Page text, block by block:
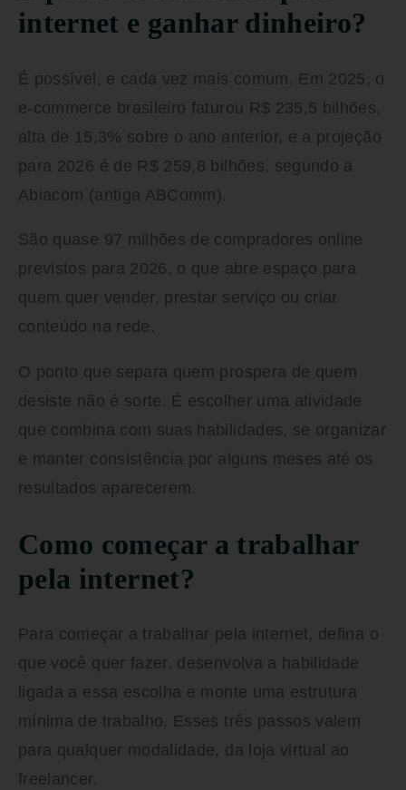
internet e ganhar dinheiro?
É possível, e cada vez mais comum. Em 2025, o
e-commerce brasileiro faturou R$ 235,5 bilhões,
alta de 15,3% sobre o ano anterior, e a projeção
para 2026 é de R$ 259,8 bilhões, segundo a
Abiacom (antiga ABComm).
São quase 97 milhões de compradores online
previstos para 2026, o que abre espaço para
quem quer vender, prestar serviço ou criar
conteúdo na rede.
O ponto que separa quem prospera de quem
desiste não é sorte. É escolher uma atividade
que combina com suas habilidades, se organizar
e manter consistência por alguns meses até os
resultados aparecerem.
Como começar a trabalhar
pela internet?
Para começar a trabalhar pela internet, defina o
que você quer fazer, desenvolva a habilidade
ligada a essa escolha e monte uma estrutura
mínima de trabalho. Esses três passos valem
para qualquer modalidade, da loja virtual ao
freelancer.